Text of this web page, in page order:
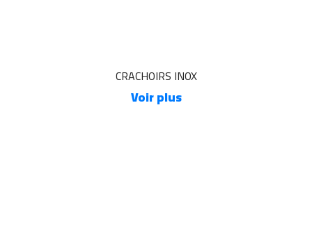
CRACHOIRS INOX
Voir plus